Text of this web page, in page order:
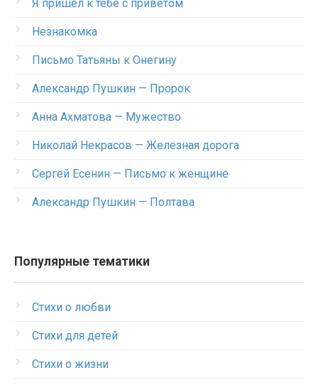
Я пришел к тебе с приветом
Незнакомка
Письмо Татьяны к Онегину
Александр Пушкин — Пророк
Анна Ахматова — Мужество
Николай Некрасов — Железная дорога
Сергей Есенин — Письмо к женщине
Александр Пушкин — Полтава
Популярные тематики
Стихи о любви
Стихи для детей
Стихи о жизни